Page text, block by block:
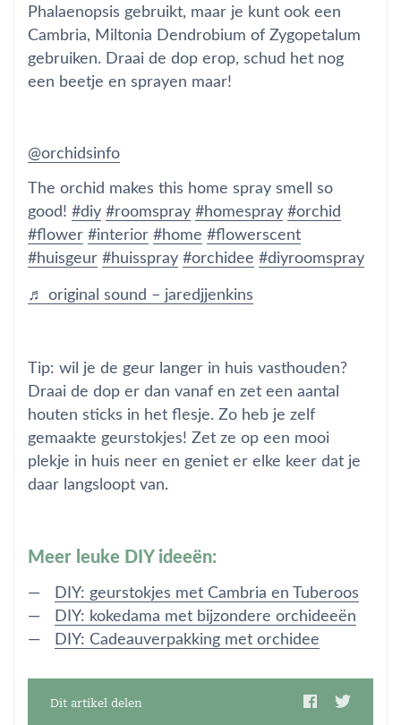
Phalaenopsis gebruikt, maar je kunt ook een
Cambria, Miltonia Dendrobium of Zygopetalum
gebruiken. Draai de dop erop, schud het nog
een beetje en sprayen maar!
@orchidsinfo
The orchid makes this home spray smell so
good! #diy #roomspray #homespray #orchid
#flower #interior #home #flowerscent
#huisgeur #huisspray #orchidee #diyroomspray
♬ original sound – jaredjjenkins
Tip: wil je de geur langer in huis vasthouden?
Draai de dop er dan vanaf en zet een aantal
houten sticks in het flesje. Zo heb je zelf
gemaakte geurstokjes! Zet ze op een mooi
plekje in huis neer en geniet er elke keer dat je
daar langsloopt van.
Meer leuke DIY ideeën:
DIY: geurstokjes met Cambria en Tuberoos
DIY: kokedama met bijzondere orchideeën
DIY: Cadeauverpakking met orchidee
Dit artikel delen